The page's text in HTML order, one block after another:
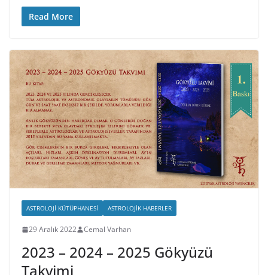
Read More
ASTROLOJI KÜTÜPHANESI ASTROLOJIK HABERLER
29 Aralık 2022 Cemal Varhan
2023 – 2024 – 2025 Gökyüzü
Takvimi